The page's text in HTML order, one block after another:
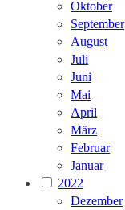
Oktober
September
August
Juli
Juni
Mai
April
März
Februar
Januar
2022
Dezember